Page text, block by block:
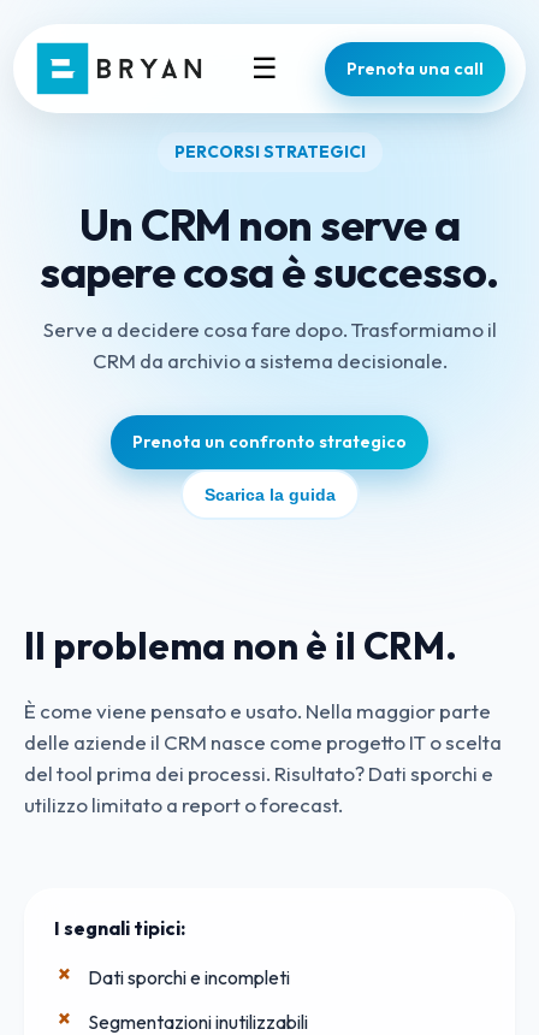
☰ Prenota una call
PERCORSI STRATEGICI
Un CRM non serve a
sapere cosa è successo.
Serve a decidere cosa fare dopo. Trasformiamo il
CRM da archivio a sistema decisionale.
Prenota un confronto strategico
Scarica la guida
Il problema non è il CRM.
È come viene pensato e usato. Nella maggior parte
delle aziende il CRM nasce come progetto IT o scelta
del tool prima dei processi. Risultato? Dati sporchi e
utilizzo limitato a report o forecast.
I segnali tipici:
Dati sporchi e incompleti
Segmentazioni inutilizzabili